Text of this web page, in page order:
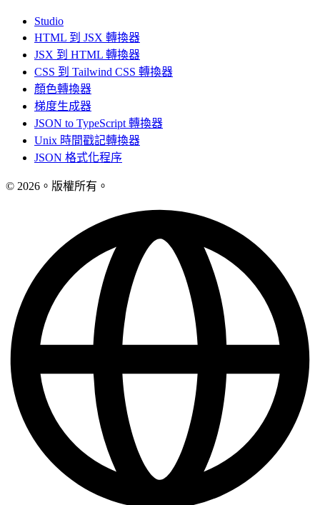
Studio
HTML 到 JSX 轉換器
JSX 到 HTML 轉換器
CSS 到 Tailwind CSS 轉換器
顏色轉換器
梯度生成器
JSON to TypeScript 轉換器
Unix 時間戳記轉換器
JSON 格式化程序
© 2026。版權所有。